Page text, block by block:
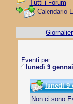
Tutti i Forum
Calendario
Eventi per
lunedì 9
lunedì 9
Non ci sono